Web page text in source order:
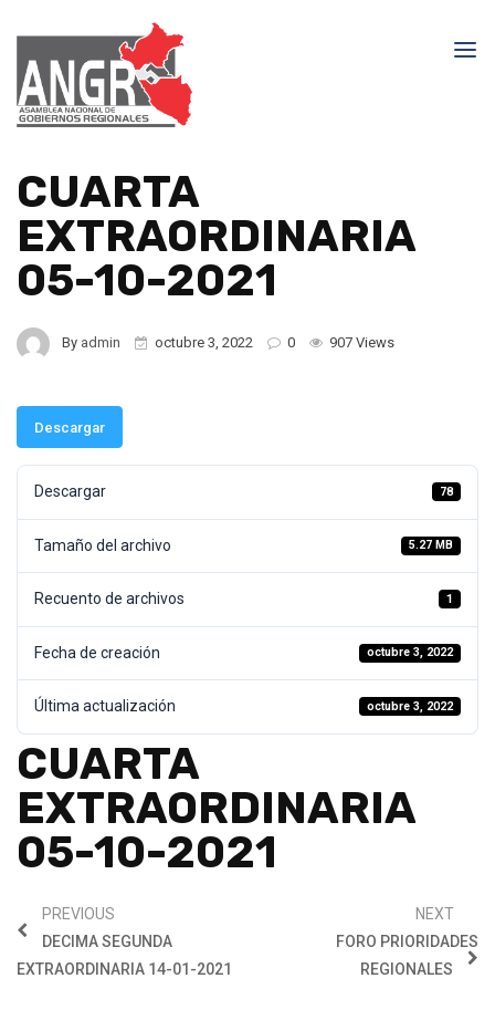
CUARTA
EXTRAORDINARIA
05-10-2021
By admin octubre 3, 2022 0 907 Views
Descargar
Descargar 78
Tamaño del archivo 5.27 MB
Recuento de archivos 1
Fecha de creación octubre 3, 2022
Última actualización octubre 3, 2022
CUARTA
EXTRAORDINARIA
05-10-2021
PREVIOUS
DECIMA SEGUNDA
EXTRAORDINARIA 14-01-2021
NEXT
FORO PRIORIDADES
REGIONALES